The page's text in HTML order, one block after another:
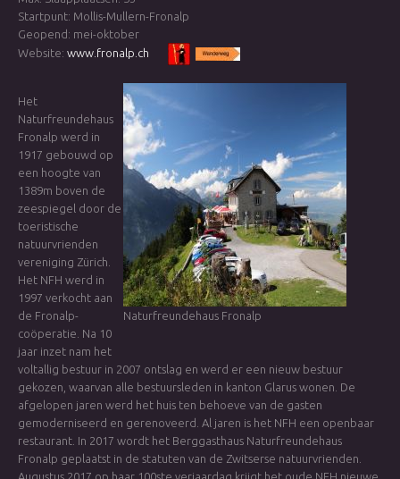
Startpunt: Mollis-Mullern-Fronalp
Geopend: mei-oktober
Website: www.fronalp.ch
Naturfreundehaus Fronalp
Het
Naturfreundehaus
Fronalp werd in
1917 gebouwd op
een hoogte van
1389m boven de
zeespiegel door de
toeristische
natuurvrienden
vereniging Zürich.
Het NFH werd in
1997 verkocht aan
de Fronalp-
coöperatie. Na 10
jaar inzet nam het
voltallig bestuur in 2007 ontslag en werd er een nieuw bestuur
gekozen, waarvan alle bestuursleden in kanton Glarus wonen. De
afgelopen jaren werd het huis ten behoeve van de gasten
gemoderniseerd en gerenoveerd. Al jaren is het NFH een openbaar
restaurant. In 2017 wordt het Berggasthaus Naturfreundehaus
Fronalp geplaatst in de statuten van de Zwitserse natuurvrienden.
Augustus 2017 op haar 100ste verjaardag krijgt het oude NFH nieuwe